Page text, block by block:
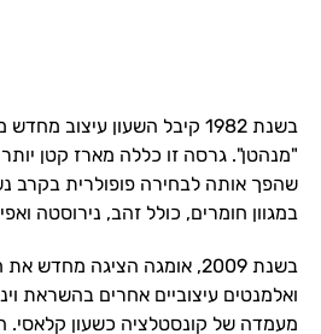
בשנת 1982 קיבל השעון עיצוב
"מנהטן". גרסה זו כללה מארז קטן יותר
שהפך אותה לבחירה פופולרית בקרב
במגוון חומרים, כולל זהב, נירוסטה
בשנת 2009, אומגה הציגה
ואלמנטים עיצוביים אחרים בהשראת
מעמדה של קונסטלציה כשעון קלאסי.